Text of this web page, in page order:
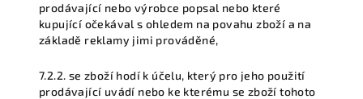
prodávající nebo výrobce popsal nebo které
kupující očekával s ohledem na povahu zboží a na
základě reklamy jimi prováděné,
7.2.2. se zboží hodí k účelu, který pro jeho použití
prodávající uvádí nebo ke kterému se zboží tohoto